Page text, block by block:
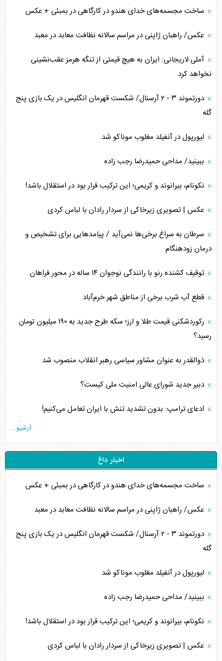
ساخت مجسمه‌های خدای هندو در کارگاهی در بمبئی + عکس
عکس/ راهبان ژاپنی در مراسم سالانه نظافت معابد در معبد
آملی لاریجانی: ایران به هیچ قیمتی از تنگه هرمز عقب‌نشینی
نخواهد کرد
دورتموند ۳ - ۲ آرسنال/ شکست قهرمان انگلیس در یک بازی پنج
گله
لیورپول در آنفیلد مغلوب موناکو شد
ببینید/ مداحی حمیدرضا رجب زاده
نکونام، بیرانوند و کریمی؛ این ترکیب قرار بود در استقلال باشد!
عکس | تصویری زیرخاکی از سردار رادان با لباس کردی
سرطان به سراغ برخی‌ها نمی‌آید / پیامد‌هایی برای تشخیص و
درمان زودهنگام
توقیف کشنده رنو با رانندگی نوجوان ۱۴ ساله در محور فراهان
قطع آب شرب برخی از مناطق شهر خرم‌آباد
رکوردشکنی قیمت طلا و ارز؛ سکه طرح جدید به ۱۹۰ میلیون تومان
رسید؟
ذوالقدر به عنوان مشاور سیاسی رهبر انقلاب منصوب شد
دبیر جدید شورای عالی امنیت ملی کیست؟
ادعای ترامپ: بدون تشدید تنش با ایران تعامل می‌کنیم!
آرشیو...
اخبار داغ
ساخت مجسمه‌های خدای هندو در کارگاهی در بمبئی + عکس
عکس/ راهبان ژاپنی در مراسم سالانه نظافت معابد در معبد
دورتموند ۳ - ۲ آرسنال/ شکست قهرمان انگلیس در یک بازی پنج
گله
لیورپول در آنفیلد مغلوب موناکو شد
ببینید/ مداحی حمیدرضا رجب زاده
نکونام، بیرانوند و کریمی؛ این ترکیب قرار بود در استقلال باشد!
عکس | تصویری زیرخاکی از سردار رادان با لباس کردی